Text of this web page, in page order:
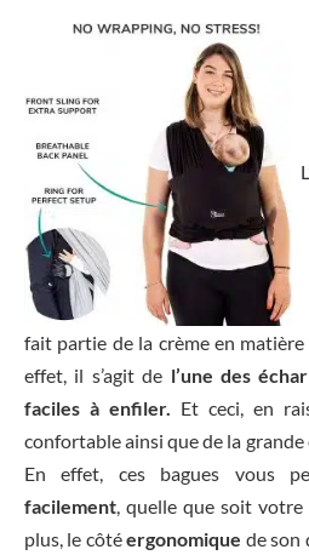
fait partie de la crème en
effet, il s’agit de l’une des
faciles à enfiler. Et ceci, en
confortable ainsi que de la grande
En effet, ces bagues vous
facilement, quelle que soit
plus, le côtéergonomique de son